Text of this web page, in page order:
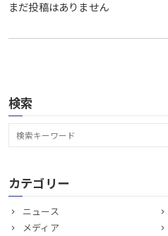
まだ投稿はありません
検索
カテゴリー
ニュース
メディア